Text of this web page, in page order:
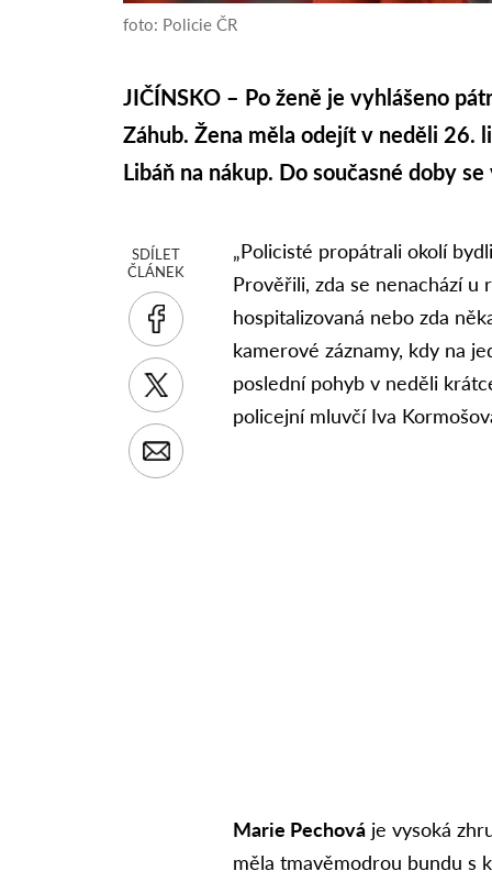
foto: Policie ČR
JIČÍNSKO – Po ženě je vyhlášeno
Záhub. Žena měla odejít v neděli 26.
Libáň na nákup. Do současné doby
SDÍLET
ČLÁNEK
„Policisté propátrali okolí
Prověřili, zda se nenachází u
hospitalizovaná nebo zda
kamerové záznamy, kdy na
poslední pohyb v neděli
policejní mluvčí Iva
Marie Pechová je vysoká
měla tmavěmodrou bundu s